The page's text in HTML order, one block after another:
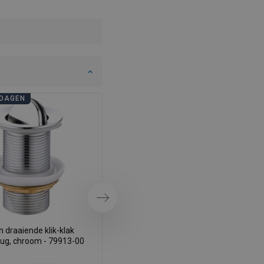
draaiende klik-klak
chroom - 79913-00
Volgende
SLOVENIAN